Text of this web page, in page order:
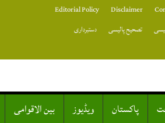
Disclaimer
Editorial Policy
تصحیح پالیسی
دستبرداری
پاکستان ویڈیوز بین الاقوامی